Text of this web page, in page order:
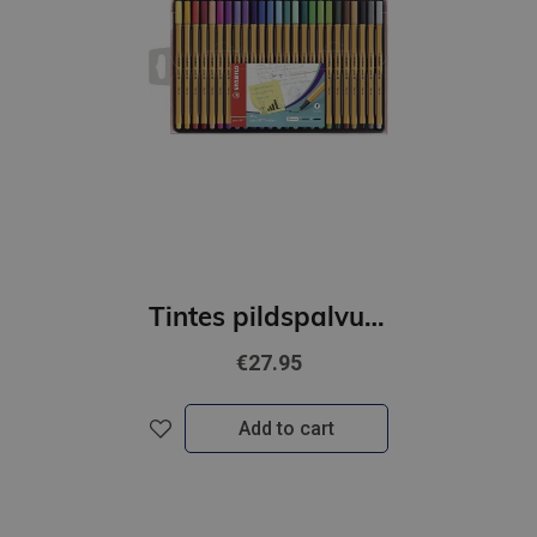
Tintes pildspalvu komplekts STABILO Point 88 |25 krāsas
€27.95
Add to cart